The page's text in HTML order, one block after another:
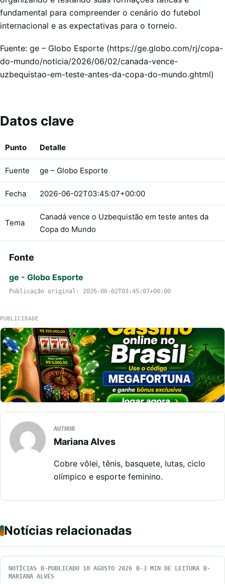
fundamental para compreender o cenário do futebol
internacional e as expectativas para o torneio.
Fuente: ge – Globo Esporte (https://ge.globo.com/rj/copa-
do-mundo/noticia/2026/06/02/canada-vence-
uzbequistao-em-teste-antes-da-copa-do-mundo.ghtml)
Datos clave
Punto Detalle
Fuente ge – Globo Esporte
Fecha 2026-06-02T03:45:07+00:00
Tema
Canadá vence o Uzbequistão em teste antes da
Copa do Mundo
Fonte
ge - Globo Esporte
Publicação original: 2026-06-02T03:45:07+00:00
PUBLICIDADE
AUTHOR
Mariana Alves
Cobre vôlei, tênis, basquete, lutas, ciclo
olímpico e esporte feminino.
Notícias relacionadas
NOTÍCIAS PUBLICADO 10 AGOSTO 2026
3 MIN DE LEITURA
MARIANA ALVES